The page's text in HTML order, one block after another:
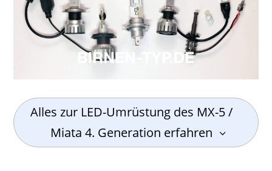
Alles zur LED-Umrüstung des MX-5 /
Miata 4. Generation erfahren